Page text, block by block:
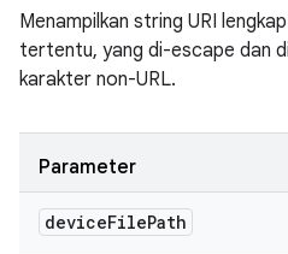
Menampilkan string URI
tertentu, yang di-escape dan
karakter non-URL.
Parameter
deviceFilePath